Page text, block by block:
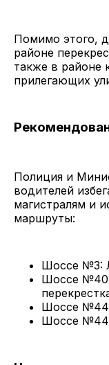
Помимо этого,
районе
также в районе
прилегающих
Полиция и
водителей
магистралям и
маршруты:
Шоссе №3:
Шоссе №40:
Шоссе
Шоссе